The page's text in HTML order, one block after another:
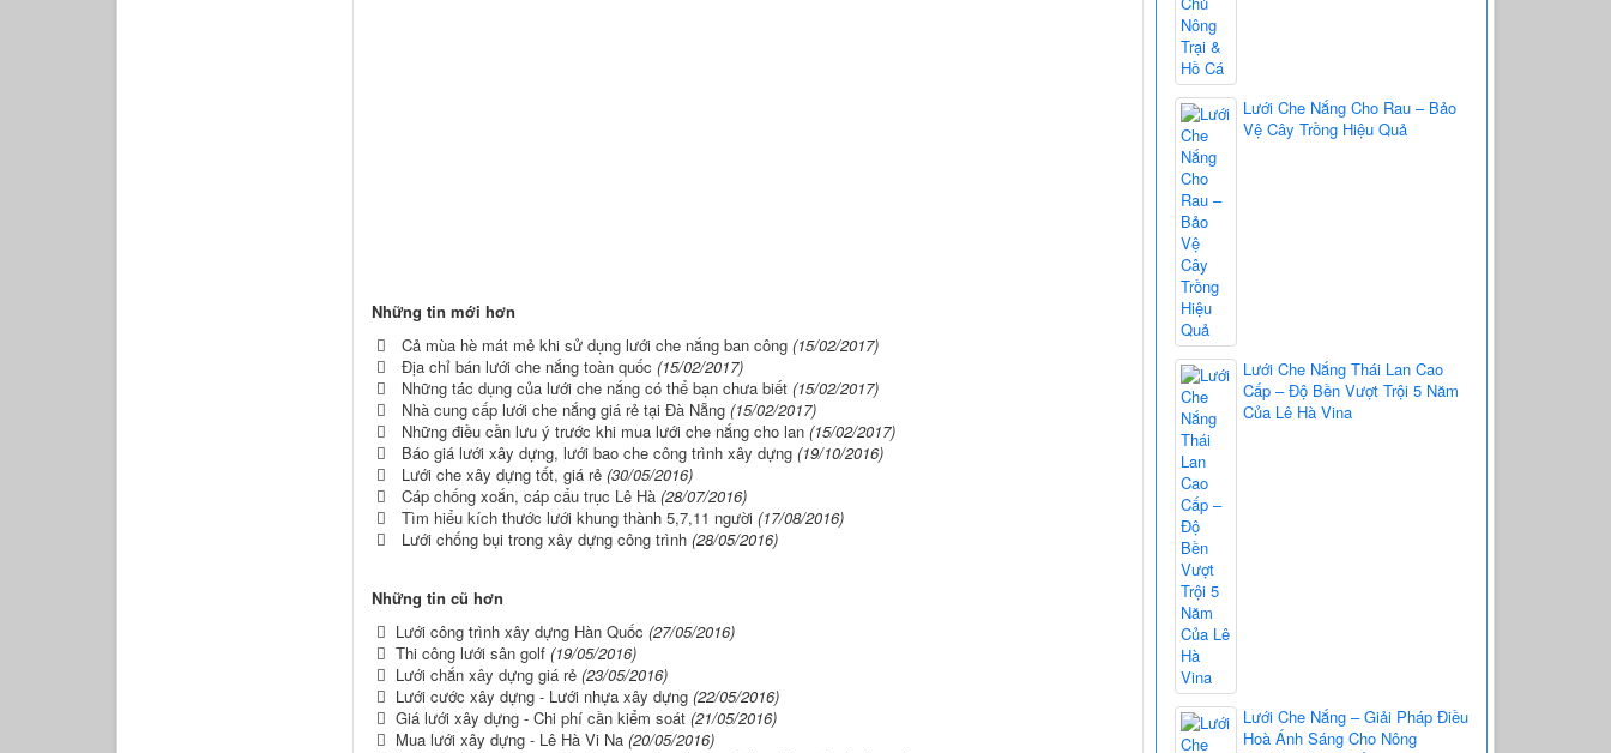
Những tin mới hơn
Cả mùa hè mát mẻ khi sử dụng lưới che nắng ban công (15/02/2017)
Địa chỉ bán lưới che nắng toàn quốc (15/02/2017)
Những tác dụng của lưới che nắng có thể bạn chưa biết (15/02/2017)
Nhà cung cấp lưới che nắng giá rẻ tại Đà Nẵng (15/02/2017)
Những điều cần lưu ý trước khi mua lưới che nắng cho lan (15/02/2017)
Báo giá lưới xây dựng, lưới bao che công trình xây dựng (19/10/2016)
Lưới che xây dựng tốt, giá rẻ (30/05/2016)
Cáp chống xoắn, cáp cẩu trục Lê Hà (28/07/2016)
Tìm hiểu kích thước lưới khung thành 5,7,11 người (17/08/2016)
Lưới chống bụi trong xây dựng công trình (28/05/2016)
Những tin cũ hơn
Lưới công trình xây dựng Hàn Quốc (27/05/2016)
Thi công lưới sân golf (19/05/2016)
Lưới chắn xây dựng giá rẻ (23/05/2016)
Lưới cước xây dựng - Lưới nhựa xây dựng (22/05/2016)
Giá lưới xây dựng - Chi phí cần kiểm soát (21/05/2016)
Mua lưới xây dựng - Lê Hà Vi Na (20/05/2016)
Lưới Che Nắng Cho Rau – Bảo
Vệ Cây Trồng Hiệu Quả
Lưới Che Nắng Thái Lan Cao
Cấp – Độ Bền Vượt Trội 5 Năm
Của Lê Hà Vina
Lưới Che Nắng – Giải Pháp Điều
Hoà Ánh Sáng Cho Nông